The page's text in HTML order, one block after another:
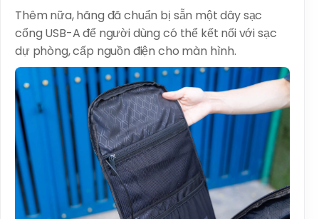
Thêm nữa, hãng đã chuẩn bị sẵn một dây sạc
cổng USB-A để người dùng có thể kết nối với sạc
dự phòng, cấp nguồn điện cho màn hình.